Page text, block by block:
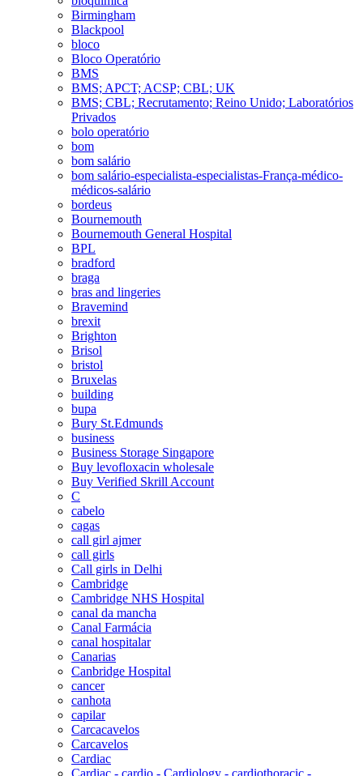
Birmingham
Blackpool
bloco
Bloco Operatório
BMS
BMS; APCT; ACSP; CBL; UK
BMS; CBL; Recrutamento; Reino Unido; Laboratórios
Privados
bolo operatório
bom
bom salário
bom salário-especialista-especialistas-França-médico-
médicos-salário
bordeus
Bournemouth
Bournemouth General Hospital
BPL
bradford
braga
bras and lingeries
Bravemind
brexit
Brighton
Brisol
bristol
Bruxelas
building
bupa
Bury St.Edmunds
business
Business Storage Singapore
Buy levofloxacin wholesale
Buy Verified Skrill Account
C
cabelo
cagas
call girl ajmer
call girls
Call girls in Delhi
Cambridge
Cambridge NHS Hospital
canal da mancha
Canal Farmácia
canal hospitalar
Canarias
Canbridge Hospital
cancer
canhota
capilar
Carcacavelos
Carcavelos
Cardiac
Cardiac - cardio - Cardiology - cardiothoracic -